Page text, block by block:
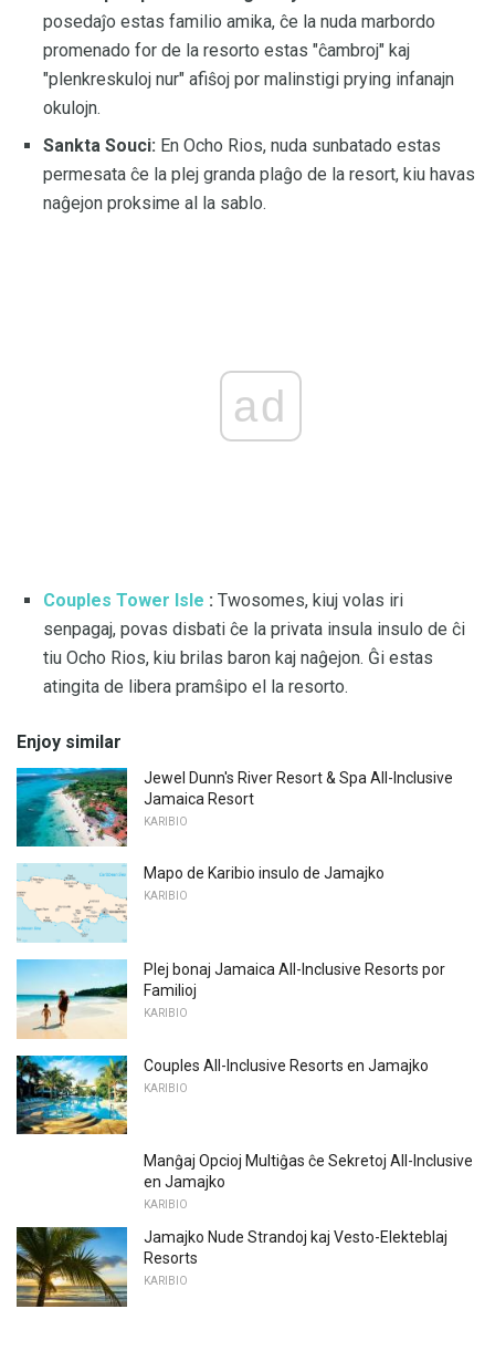
posedaĵo estas familio amika, ĉe la nuda marbordo
promenado for de la resorto estas "ĉambroj" kaj
"plenkreskuloj nur" afiŝoj por malinstigi prying infanajn
okulojn.
Sankta Souci: En Ocho Rios, nuda sunbatado estas
permesata ĉe la plej granda plaĝo de la resort, kiu havas
naĝejon proksime al la sablo.
ad
Couples Tower Isle : Twosomes, kiuj volas iri
senpagaj, povas disbati ĉe la privata insula insulo de ĉi
tiu Ocho Rios, kiu brilas baron kaj naĝejon. Ĝi estas
atingita de libera pramŝipo el la resorto.
Enjoy similar
Jewel Dunn's River Resort & Spa All-Inclusive
Jamaica Resort
KARIBIO
Mapo de Karibio insulo de Jamajko
KARIBIO
Plej bonaj Jamaica All-Inclusive Resorts por
Familioj
KARIBIO
Couples All-Inclusive Resorts en Jamajko
KARIBIO
Manĝaj Opcioj Multiĝas ĉe Sekretoj All-Inclusive
en Jamajko
KARIBIO
Jamajko Nude Strandoj kaj Vesto-Elekteblaj
Resorts
KARIBIO